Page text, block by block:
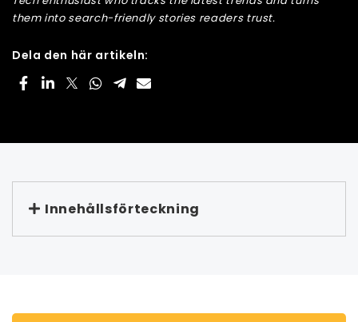
them into search-friendly stories readers trust.
Dela den här artikeln:
Innehållsförteckning